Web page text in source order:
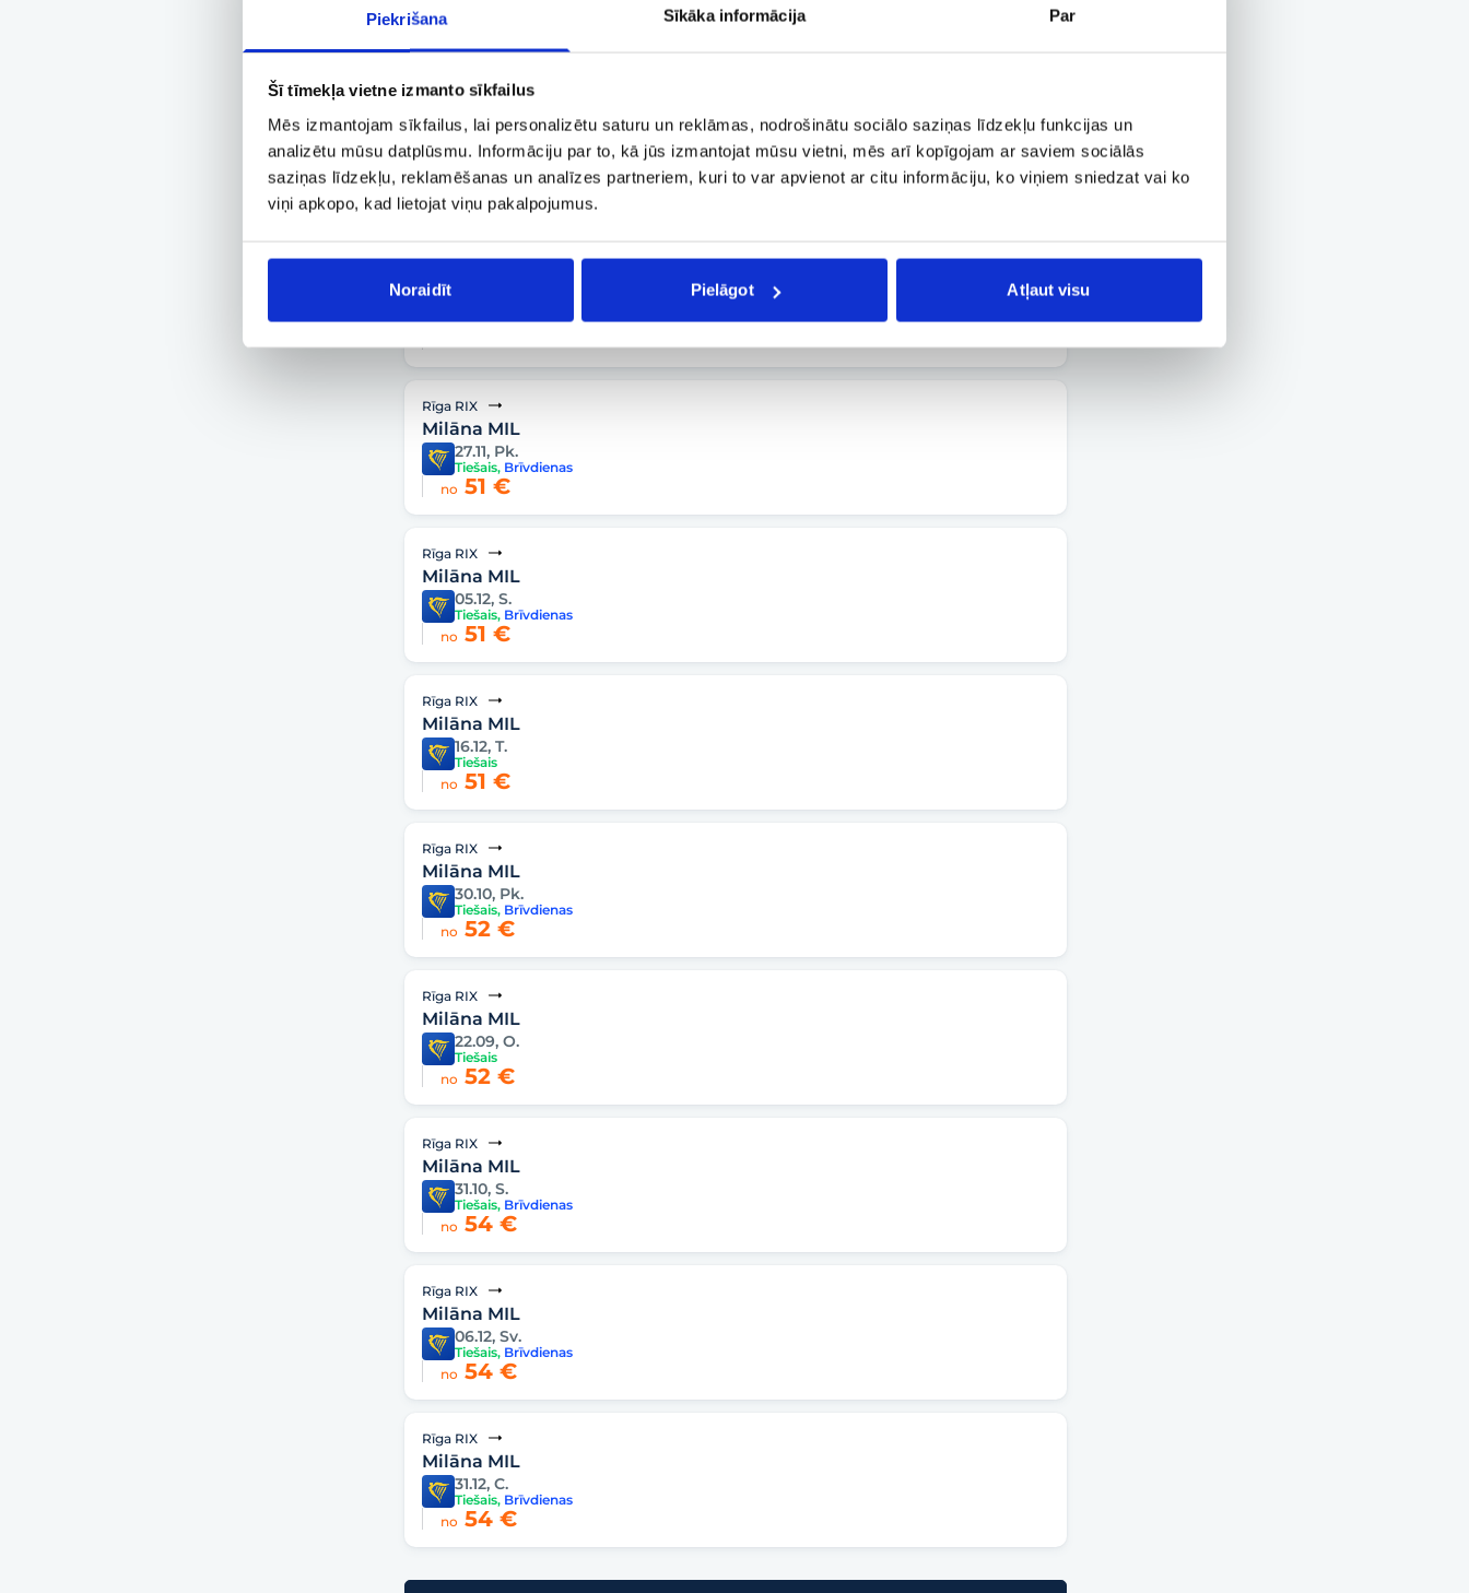
Piekrišana Sīkāka informācija Par
Šī tīmekļa vietne izmanto sīkfailus
Mēs izmantojam sīkfailus, lai personalizētu saturu un reklāmas, nodrošinātu sociālo saziņas līdzekļu funkcijas un
analizētu mūsu datplūsmu. Informāciju par to, kā jūs izmantojat mūsu vietni, mēs arī kopīgojam ar saviem sociālās
saziņas līdzekļu, reklamēšanas un analīzes partneriem, kuri to var apvienot ar citu informāciju, ko viņiem sniedzat vai ko
viņi apkopo, kad lietojat viņu pakalpojumus.
Noraidīt Pielāgot Atļaut visu
no48 €
Milāna MIL
03.11, O.
Tiešais
no 51 €
Rīga RIX
Milāna MIL
Tiešais
Rīga RIX
Milāna MIL
27.11, Pk.
Tiešais, Brīvdienas
no 51 €
Rīga RIX
Milāna MIL
05.12, S.
Tiešais, Brīvdienas
no 51 €
Rīga RIX
Milāna MIL
16.12, T.
Tiešais
no 51 €
Rīga RIX
Milāna MIL
30.10, Pk.
Tiešais, Brīvdienas
no 52 €
Rīga RIX
Milāna MIL
22.09, O.
Tiešais
no 52 €
Rīga RIX
Milāna MIL
31.10, S.
Tiešais, Brīvdienas
no 54 €
Rīga RIX
Milāna MIL
06.12, Sv.
Tiešais, Brīvdienas
no 54 €
Rīga RIX
Milāna MIL
31.12, C.
Tiešais, Brīvdienas
no 54 €